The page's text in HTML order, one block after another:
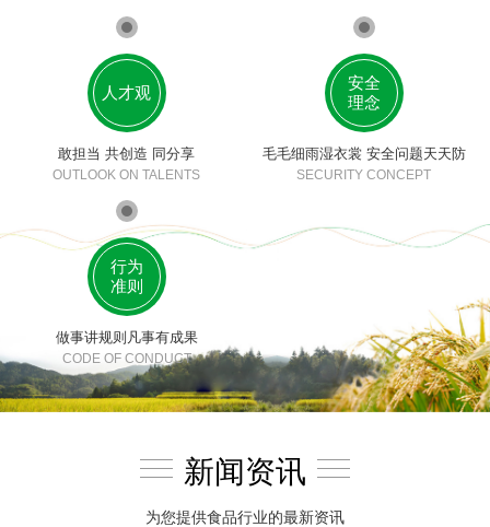
人才观
敢担当 共创造 同分享
OUTLOOK ON TALENTS
安全
理念
毛毛细雨湿衣裳 安全问题天天防
SECURITY CONCEPT
行为
准则
做事讲规则凡事有成果
CODE OF CONDUCT
新闻资讯
为您提供食品行业的最新资讯